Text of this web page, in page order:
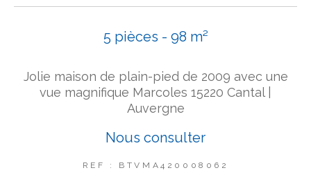
5 pièces - 98 m²
Jolie maison de plain-pied de 2009 avec une
vue magnifique Marcoles 15220 Cantal |
Auvergne
Nous consulter
REF : BTVMA420008062